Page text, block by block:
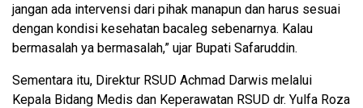
jangan ada intervensi dari pihak manapun dan harus sesuai
dengan kondisi kesehatan bacaleg sebenarnya. Kalau
bermasalah ya bermasalah,” ujar Bupati Safaruddin.
Sementara itu, Direktur RSUD Achmad Darwis melalui
Kepala Bidang Medis dan Keperawatan RSUD dr. Yulfa Roza